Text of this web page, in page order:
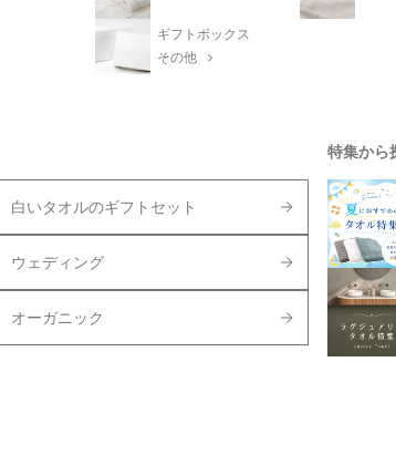
ギフトボックス
その他
白いタオルのギフトセット
ウェディング
オーガニック
特集から